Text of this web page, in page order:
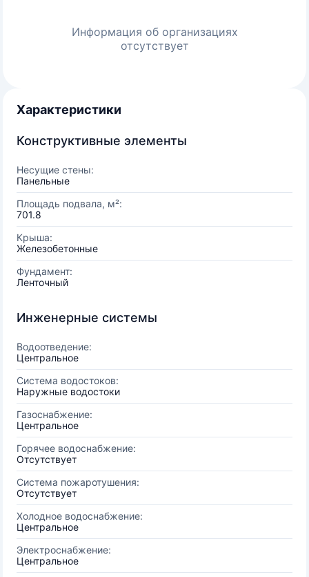
Информация об организациях
отсутствует
Характеристики
Конструктивные элементы
Несущие стены:
Панельные
Площадь подвала, м²:
701.8
Крыша:
Железобетонные
Фундамент:
Ленточный
Инженерные системы
Водоотведение:
Центральное
Система водостоков:
Наружные водостоки
Газоснабжение:
Центральное
Горячее водоснабжение:
Отсутствует
Система пожаротушения:
Отсутствует
Холодное водоснабжение:
Центральное
Электроснабжение:
Центральное